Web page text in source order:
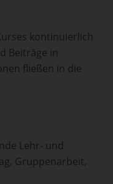
kontinuierlich
Beiträge in
fließen in die
Lehr- und
Gruppenarbeit,